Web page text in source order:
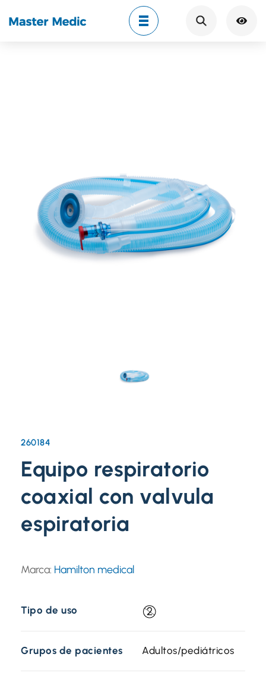
Search
260184
Equipo respiratorio
coaxial con valvula
espiratoria
Marca: Hamilton medical
Tipo de uso
Grupos de pacientes Adultos/pediátricos